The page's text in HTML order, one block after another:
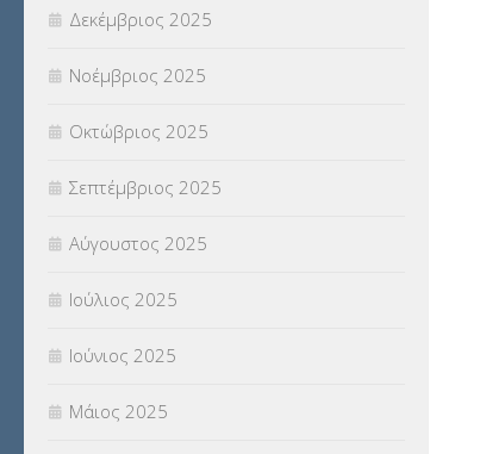
ΣΧΟΛΙΚΟΙ ΣΥΜΒΟΥΛΟΙ
ΥΠΕΡΑΡΙΘΜΟΙ(1)
ΥΠΟΤΡΟΦΙΕΣ(28)
ΦΥΣΙΚΗ ΑΓΩΓΗ(692)
Χωρίς κατηγορία
Δεκέμβριος 2025
Νοέμβριος 2025
Οκτώβριος 2025
Σεπτέμβριος 2025
Αύγουστος 2025
Ιούλιος 2025
Ιούνιος 2025
Μάιος 2025